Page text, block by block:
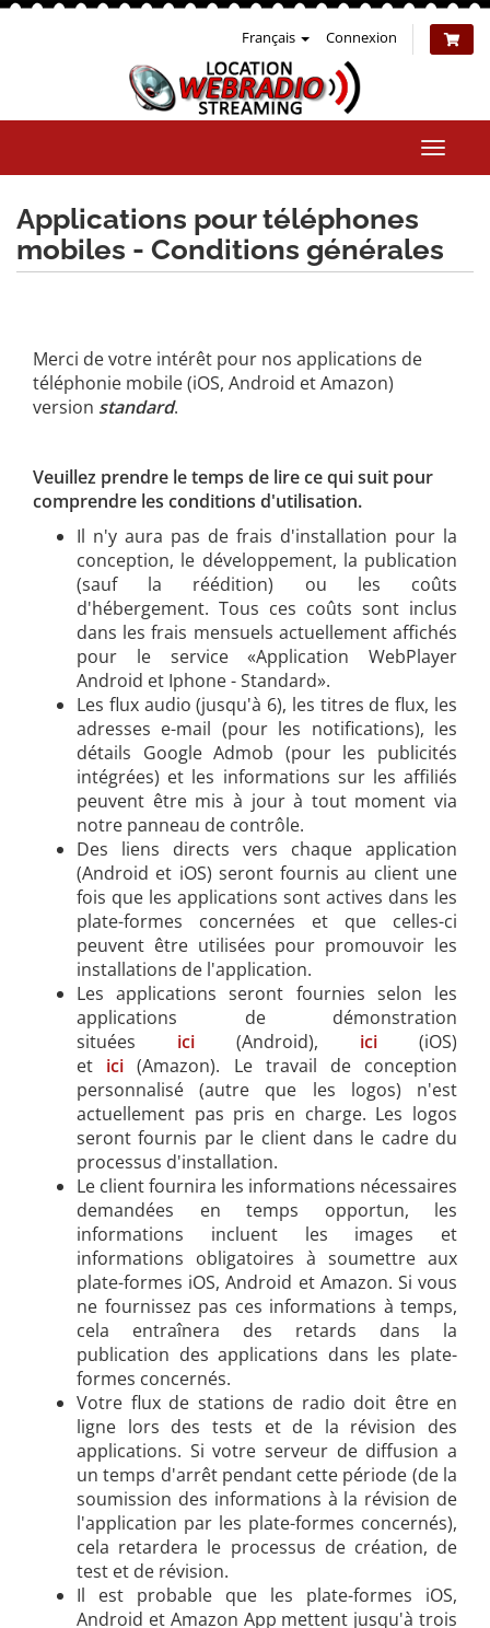
Français Connexion
la
Applications pour téléphones
mobiles - Conditions générales
Merci de votre intérêt pour nos applications de
téléphonie mobile (iOS, Android et Amazon)
version standard.
Veuillez prendre le temps de lire ce qui suit pour
comprendre les conditions d'utilisation.
Il n'y aura pas de frais d'installation pour la
conception, le développement, la publication
(sauf la réédition) ou les coûts
d'hébergement. Tous ces coûts sont inclus
dans les frais mensuels actuellement affichés
pour le service «Application WebPlayer
Android et Iphone - Standard».
Les flux audio (jusqu'à 6), les titres de flux, les
adresses e-mail (pour les notifications), les
détails Google Admob (pour les publicités
intégrées) et les informations sur les affiliés
peuvent être mis à jour à tout moment via
notre panneau de contrôle.
Des liens directs vers chaque application
(Android et iOS) seront fournis au client une
fois que les applications sont actives dans les
plate-formes concernées et que celles-ci
peuvent être utilisées pour promouvoir les
installations de l'application.
Les applications seront fournies selon les
applications de démonstration
situées ici (Android), ici (iOS)
et ici (Amazon). Le travail de conception
personnalisé (autre que les logos) n'est
actuellement pas pris en charge. Les logos
seront fournis par le client dans le cadre du
processus d'installation.
Le client fournira les informations nécessaires
demandées en temps opportun, les
informations incluent les images et
informations obligatoires à soumettre aux
plate-formes iOS, Android et Amazon. Si vous
ne fournissez pas ces informations à temps,
cela entraînera des retards dans la
publication des applications dans les plate-
formes concernés.
Votre flux de stations de radio doit être en
ligne lors des tests et de la révision des
applications. Si votre serveur de diffusion a
un temps d'arrêt pendant cette période (de la
soumission des informations à la révision de
l'application par les plate-formes concernés),
cela retardera le processus de création, de
test et de révision.
Il est probable que les plate-formes iOS,
Android et Amazon App mettent jusqu'à trois